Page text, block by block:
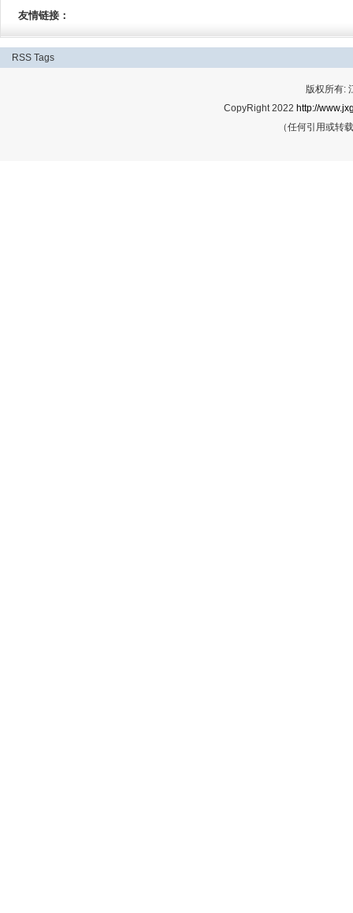
友情链接：
RSS Tags
版权所有:
CopyRight 2022 http://
（任何引用或转